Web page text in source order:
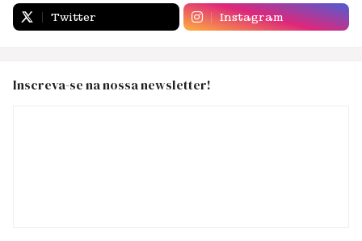
Twitter Instagram
Inscreva-se na nossa newsletter!